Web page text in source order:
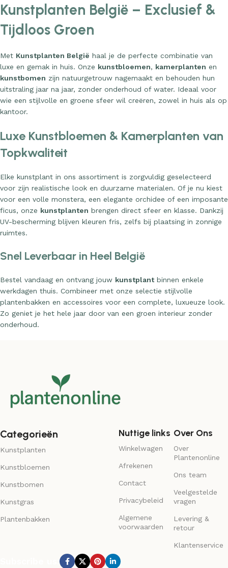
Kunstplanten België – Exclusief &
Tijdloos Groen
Met Kunstplanten België haal je de perfecte combinatie van
luxe en gemak in huis. Onze kunstbloemen, kamerplanten en
kunstbomen zijn natuurgetrouw nagemaakt en behouden hun
uitstraling jaar na jaar, zonder onderhoud of water. Ideaal voor
wie een stijlvolle en groene sfeer wil creëren, zowel in huis als op
kantoor.
Luxe Kunstbloemen & Kamerplanten van
Topkwaliteit
Elke kunstplant in ons assortiment is zorgvuldig geselecteerd
voor zijn realistische look en duurzame materialen. Of je nu kiest
voor een volle monstera, een elegante orchidee of een imposante
ficus, onze kunstplanten brengen direct sfeer en klasse. Dankzij
UV-bescherming blijven kleuren fris, zelfs bij plaatsing in zonnige
ruimtes.
Snel Leverbaar in Heel België
Bestel vandaag en ontvang jouw kunstplantbinnen enkele
werkdagen thuis. Combineer met onze selectie stijlvolle
plantenbakken en accessoires voor een complete, luxueuze look.
Zo geniet je het hele jaar door van een groen interieur zonder
onderhoud.
Categorieën
Kunstplanten
Kunstbloemen
Kunstbomen
Kunstgras
Plantenbakken
Nuttige links
Winkelwagen
Afrekenen
Contact
Privacybeleid
Algemene
voorwaarden
Over Ons
Over
Plantenonline
Ons team
Veelgestelde
vragen
Levering &
retour
Klantenservice